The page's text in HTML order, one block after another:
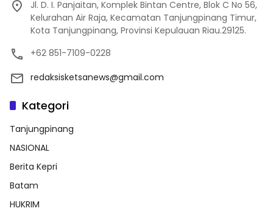
Jl. D. I. Panjaitan, Komplek Bintan Centre, Blok C No 56,
Kelurahan Air Raja, Kecamatan Tanjungpinang Timur,
Kota Tanjungpinang, Provinsi Kepulauan Riau.29125.
+62 851-7109-0228
redaksisketsanews@gmail.com
Kategori
Tanjungpinang
NASIONAL
Berita Kepri
Batam
HUKRIM